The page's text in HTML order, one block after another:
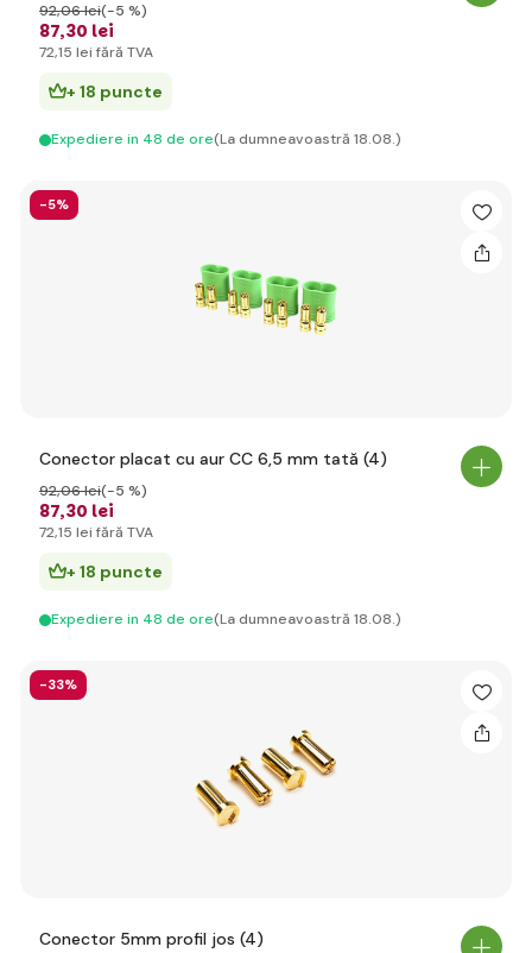
87,30 lei
92,06 lei(-5 %)
72,15 lei fără TVA
+ 18 puncte
Expediere in 48 de ore(La dumneavoastră 18.08.)
-5%
Conector placat cu aur CC 6,5 mm tată (4)
87,30 lei
92,06 lei(-5 %)
72,15 lei fără TVA
+ 18 puncte
Expediere in 48 de ore(La dumneavoastră 18.08.)
-33%
Conector 5mm profil jos (4)